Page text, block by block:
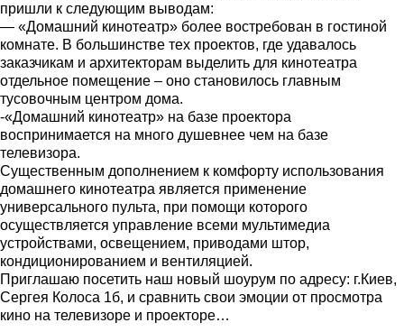
пришли к следующим выводам:
— «Домашний кинотеатр» более востребован в гостиной
комнате. В большинстве тех проектов, где удавалось
заказчикам и архитекторам выделить для кинотеатра
отдельное помещение – оно становилось главным
тусовочным центром дома.
-«Домашний кинотеатр» на базе проектора
воспринимается на много душевнее чем на базе
телевизора.
Существенным дополнением к комфорту использования
домашнего кинотеатра является применение
универсального пульта, при помощи которого
осуществляется управление всеми мультимедиа
устройствами, освещением, приводами штор,
кондиционированием и вентиляцией.
Приглашаю посетить наш новый шоурум по адресу: г.Киев,
Сергея Колоса 1б, и сравнить свои эмоции от просмотра
кино на телевизоре и проекторе…